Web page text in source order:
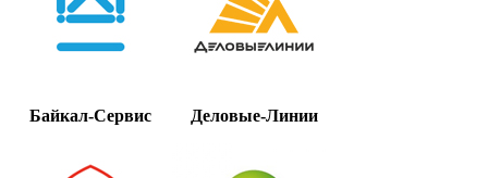
Байкал-Сервис Деловые-Линии